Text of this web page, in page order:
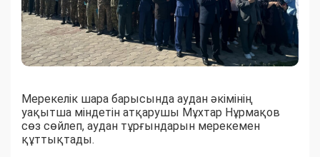
Мерекелік шара барысында аудан әкімінің
уақытша міндетін атқарушы Мұхтар Нұрмақов
сөз сөйлеп, аудан тұрғындарын мерекемен
құттықтады.